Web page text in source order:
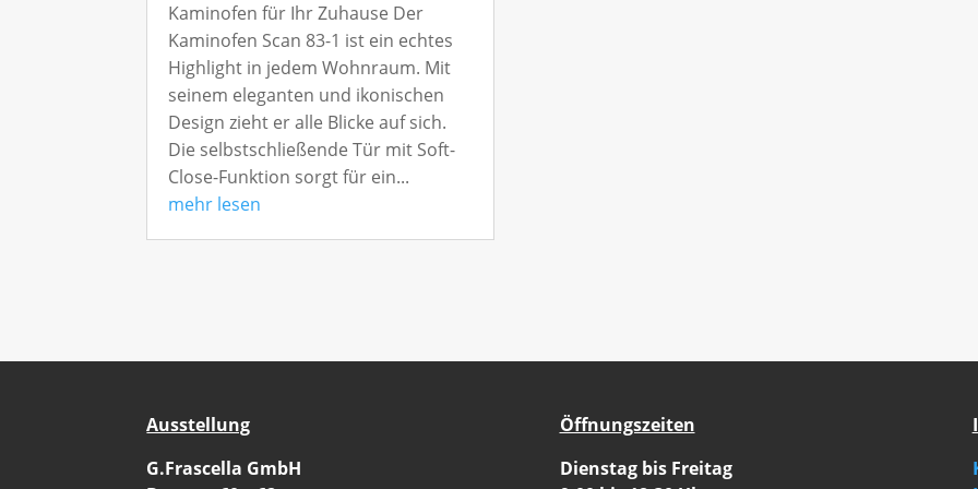
Kaminofen für Ihr Zuhause Der
Kaminofen Scan 83-1 ist ein echtes
Highlight in jedem Wohnraum. Mit
seinem eleganten und ikonischen
Design zieht er alle Blicke auf sich.
Die selbstschließende Tür mit Soft-
Close-Funktion sorgt für ein...
mehr lesen
Ausstellung
G.Frascella GmbH
Öffnungszeiten
Dienstag bis Freitag